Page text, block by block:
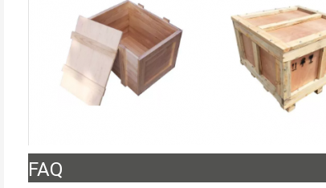
FAQ